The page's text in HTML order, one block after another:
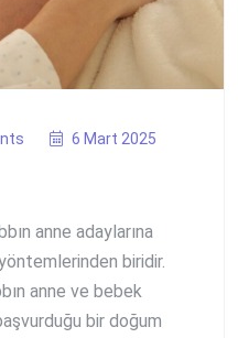
6 Mart 2025
anne adaylarına
biridir.
anne ve bebek
bir doğum